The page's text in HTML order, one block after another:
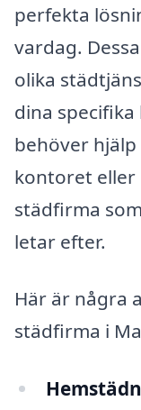
perfekta
vardag.
olika
dina
behöver
kontoret eller
städfirma
letar efter.
Här är några
städfirma i